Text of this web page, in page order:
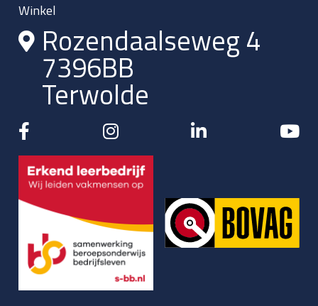
Winkel
Rozendaalseweg 4
7396BB
Terwolde